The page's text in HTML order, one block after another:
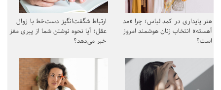
هنر پایداری در کمد لباس؛ چرا «مد
آهسته» انتخاب زنان هوشمند امروز
است؟
ارتباط شگفت‌انگیز دست‌خط با زوال
عقل؛ آیا نحوه نوشتن شما از پیری مغز
خبر می‌دهد؟